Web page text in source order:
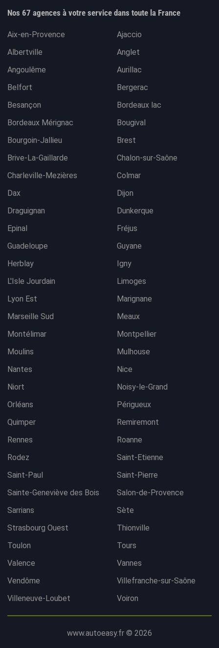
Nos 67 agences à votre service dans toute la France
Aix-en-Provence
Ajaccio
Albertville
Anglet
Angoulême
Aurillac
Belfort
Bergerac
Besançon
Bordeaux lac
Bordeaux Mérignac
Bougival
Bourgoin-Jallieu
Brest
Brive-La-Gaillarde
Chalon-sur-Saône
Charleville-Mezières
Colmar
Dax
Dijon
Draguignan
Dunkerque
Epinal
Fréjus
Guadeloupe
Guyane
Herblay
Igny
L'Isle Jourdain
Limoges
Lyon Est
Marignane
Marseille Sud
Meaux
Montélimar
Montpellier
Moulins
Mulhouse
Nantes
Nice
Niort
Noisy-le-Grand
Orléans
Périgueux
Quimper
Remiremont
Rennes
Roanne
Rodez
Saint-Etienne
Saint-Paul
Saint-Pierre
Sainte-Geneviève des Bois
Salon-de-Provence
Sarrians
Sète
Strasbourg Ouest
Thionville
Toulon
Tours
Valence
Vannes
Vendôme
Villefranche-sur-Saône
Villeneuve-Loubet
Voiron
www.autoeasy.fr © 2026